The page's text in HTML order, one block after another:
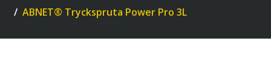
ABNET® Tryckspruta Power Pro 3L